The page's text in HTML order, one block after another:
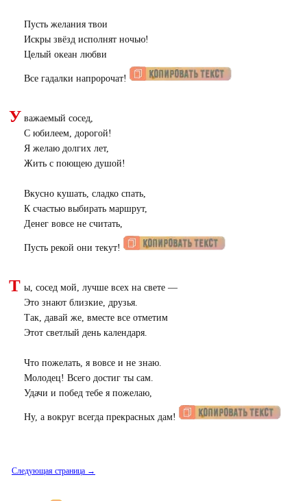
Пусть желания твои
Искры звёзд исполнят ночью!
Целый океан любви
Все гадалки напророчат!
У важаемый сосед,
С юбилеем, дорогой!
Я желаю долгих лет,
Жить с поющею душой!
Вкусно кушать, сладко спать,
К счастью выбирать маршрут,
Денег вовсе не считать,
Пусть рекой они текут!
Т ы, сосед мой, лучше всех на свете —
Это знают близкие, друзья.
Так, давай же, вместе все отметим
Этот светлый день календаря.
Что пожелать, я вовсе и не знаю.
Молодец! Всего достиг ты сам.
Удачи и побед тебе я пожелаю,
Ну, а вокруг всегда прекрасных дам!
Следующая страница →